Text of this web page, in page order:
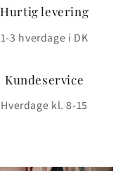
Hurtig levering
1-3 hverdage i DK
Kundeservice
Hverdage kl. 8-15